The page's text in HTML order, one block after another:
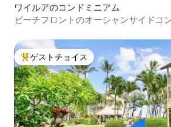
ワイルアのコンドミニアム
ビーチフロントのオーシャンサイドコ
大好評のゲストチョイスです。
ゲストチョイス